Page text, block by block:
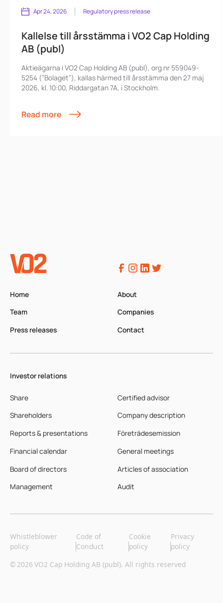
Apr 24, 2026 Regulatory press release
Kallelse till årsstämma i VO2 Cap Holding
AB (publ)
Aktieägarna i VO2 Cap Holding AB (publ), org.nr 559049-
5254 (”Bolaget”), kallas härmed till årsstämma den 27 maj
2026, kl. 10:00, Riddargatan 7A, i Stockholm.
Read more
Home
About
Team
Companies
Press releases
Contact
Investor relations
Share
Board of directors
Certified advisor
Shareholders
Management
Company description
Reports & presentations
Articles of association
Företrädesemission
Financial calendar
Audit
General meetings
© 2026 VO2 Cap Holding AB (publ). All rights reserved
Whistleblower
policy
Code of
Conduct
Cookie
policy
Privacy
policy